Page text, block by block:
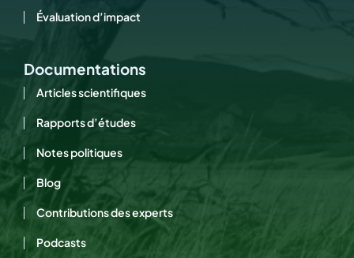
Évaluation d’impact
Documentations
Articles scientifiques
Rapports d’études
Notes politiques
Blog
Contributions des experts
Podcasts